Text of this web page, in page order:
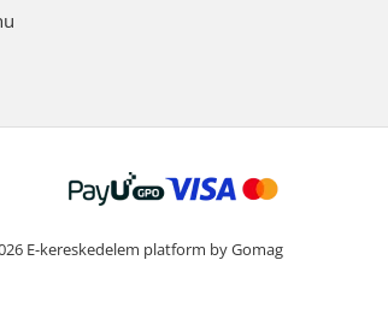
E-kereskedelem platform by Gomag